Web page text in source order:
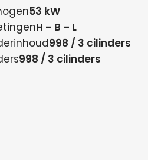
53 kW
H – B – L
998 / 3 cilinders
998 / 3 cilinders